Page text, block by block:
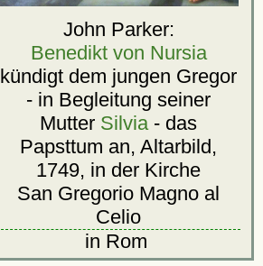
John Parker:
Benedikt von Nursia
kündigt dem jungen Gregor
- in Begleitung seiner
Mutter Silvia - das
Papsttum an, Altarbild,
1749, in der Kirche
San Gregorio Magno al
Celio
in Rom